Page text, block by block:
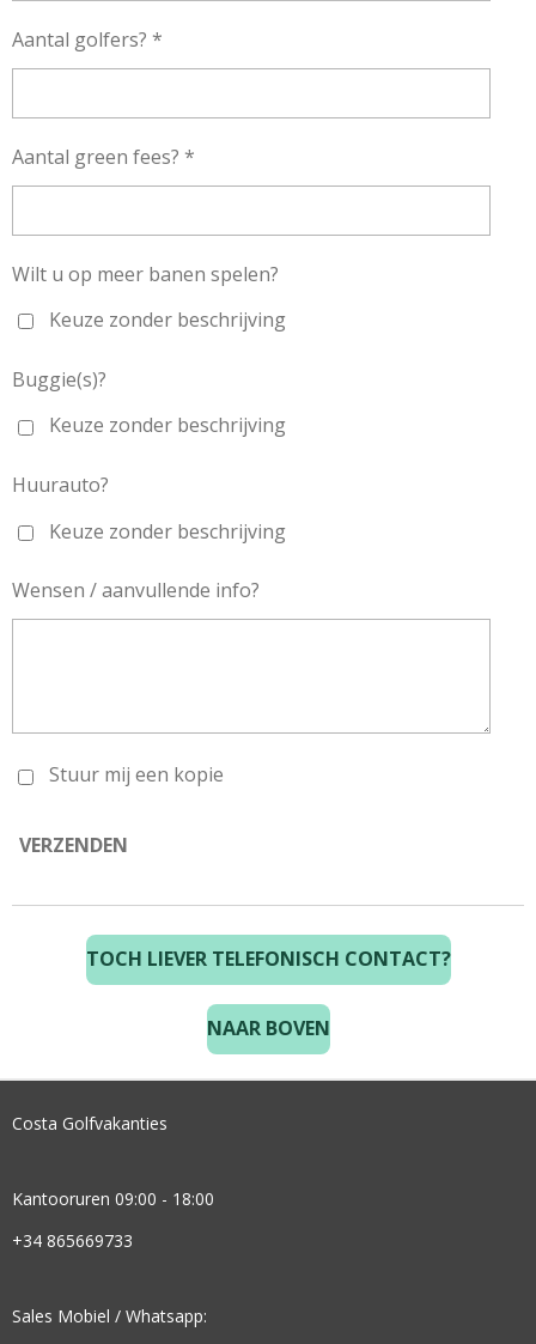
Aantal golfers? *
Aantal green fees? *
Wilt u op meer banen spelen?
Keuze zonder beschrijving
Buggie(s)?
Keuze zonder beschrijving
Huurauto?
Keuze zonder beschrijving
Wensen / aanvullende info?
Stuur mij een kopie
VERZENDEN
TOCH LIEVER TELEFONISCH CONTACT?
NAAR BOVEN
Costa Golfvakanties
Kantooruren 09:00 - 18:00
+34 865669733
Sales Mobiel / Whatsapp: